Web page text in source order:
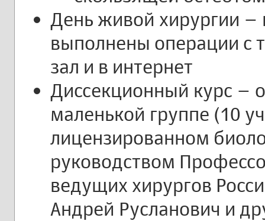
День живой хирургии
выполнены операции с
зал и в интернет
Диссекционный курс –
маленькой группе (10
лицензированном
руководством
ведущих хирургов
Андрей Русланович и